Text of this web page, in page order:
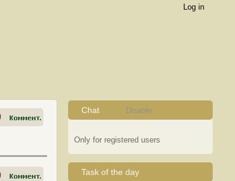
Log in
Chat Disable
Only for registered users
Task of the day